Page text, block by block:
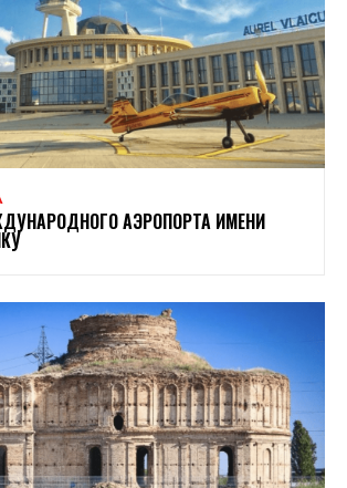
АЭРОПОРТА ИМЕНИ